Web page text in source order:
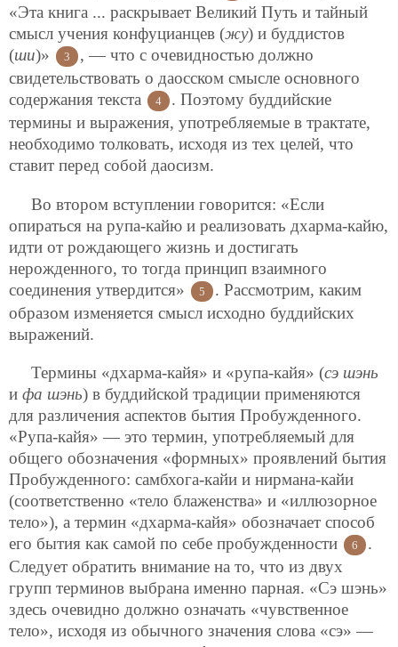
«Эта книга ... раскрывает Великий Путь и тайный
смысл учения конфуцианцев (жу) и буддистов
(ши)» 3
, — что с очевидностью должно
свидетельствовать о даосском смысле основного
содержания текста
4
. Поэтому буддийские
термины и выражения, употребляемые в трактате,
необходимо толковать, исходя из тех целей, что
ставит перед собой даосизм.
Во втором вступлении говорится: «Если
опираться на рупа-кайю и реализовать дхарма-кайю,
идти от рождающего жизнь и достигать
нерожденного, то тогда принцип взаимного
соединения утвердится»
5
. Рассмотрим, каким
образом изменяется смысл исходно буддийских
выражений.
Термины «дхарма-кайя» и «рупа-кайя» (сэ шэнь
и фа шэнь) в буддийской традиции применяются
для различения аспектов бытия Пробужденного.
«Рупа-кайя» — это термин, употребляемый для
общего обозначения «формных» проявлений бытия
Пробужденного: самбхога-кайи и нирмана-кайи
(соответственно «тело блаженства» и «иллюзорное
тело»), а термин «дхарма-кайя» обозначает способ
его бытия как самой по себе пробужденности
6
.
Следует обратить внимание на то, что из двух
групп терминов выбрана именно парная. «Сэ шэнь»
здесь очевидно должно означать «чувственное
тело», исходя из обычного значения слова «сэ» —